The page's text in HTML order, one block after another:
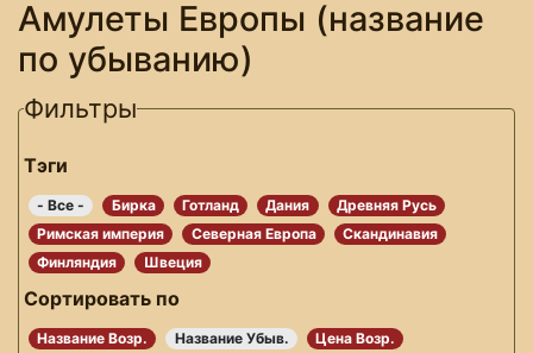
Амулеты Европы (название
по убыванию)
Фильтры
Тэги
- Все - Бирка Готланд Дания
Древняя Русь
Римская империя
Северная Европа
Скандинавия
Финляндия
Швеция
Сортировать по
Название Возр. Название Убыв.
Цена Возр.